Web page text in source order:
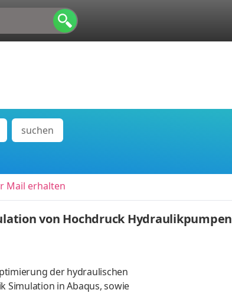
suchen
Mail erhalten
von Hochdruck Hydraulikpumpen
der hydraulischen
Simulation in Abaqus, sowie